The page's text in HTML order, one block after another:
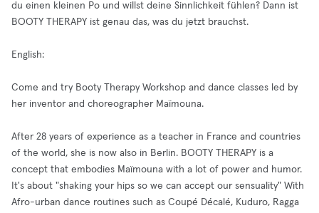
du einen kleinen Po und willst deine Sinnlichkeit fühlen? Dann ist
BOOTY THERAPY ist genau das, was du jetzt brauchst.
English:
Come and try Booty Therapy Workshop and dance classes led by
her inventor and choreographer Maïmouna.
After 28 years of experience as a teacher in France and countries
of the world, she is now also in Berlin. BOOTY THERAPY is a
concept that embodies Maïmouna with a lot of power and humor.
It's about "shaking your hips so we can accept our sensuality" With
Afro-urban dance routines such as Coupé Décalé, Kuduro, Ragga